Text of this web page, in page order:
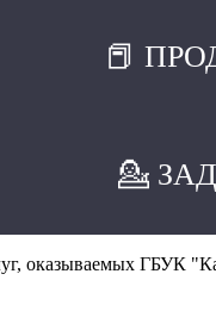
📕
💁
оказываемых ГБУК